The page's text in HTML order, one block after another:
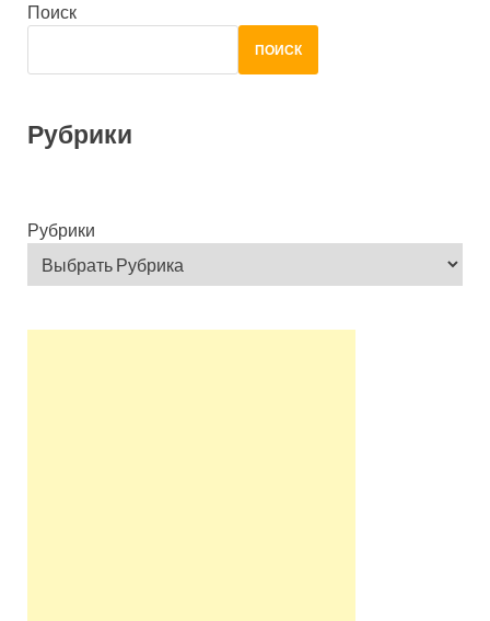
Поиск
ПОИСК
Рубрики
Рубрики